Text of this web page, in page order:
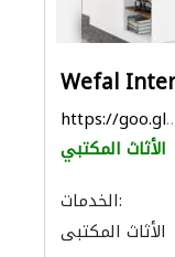
Wefal
https://goo.gl/
الأثاث المكتبي
الخدمات:
الأثاث المكتبي